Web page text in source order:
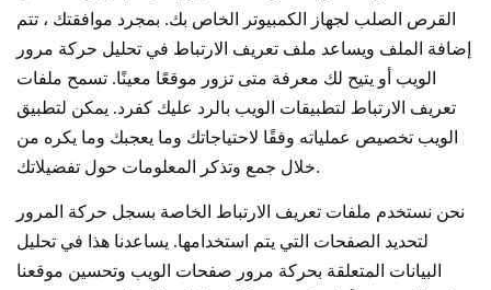
القرص الصلب لجهاز الكمبيوتر الخاص بك. بمجرد موافقتك ، تتم
إضافة الملف ويساعد ملف تعريف الارتباط في تحليل حركة مرور
الويب أو يتيح لك معرفة متى تزور موقعًا معينًا. تسمح ملفات
تعريف الارتباط لتطبيقات الويب بالرد عليك كفرد. يمكن لتطبيق
الويب تخصيص عملياته وفقًا لاحتياجاتك وما يعجبك وما يكره من
خلال جمع وتذكر المعلومات حول تفضيلاتك.
نحن نستخدم ملفات تعريف الارتباط الخاصة بسجل حركة المرور
لتحديد الصفحات التي يتم استخدامها. يساعدنا هذا في تحليل
البيانات المتعلقة بحركة مرور صفحات الويب وتحسين موقعنا